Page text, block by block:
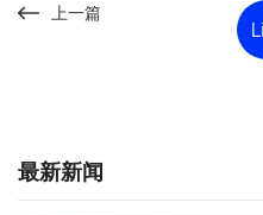
上一篇
最新新闻